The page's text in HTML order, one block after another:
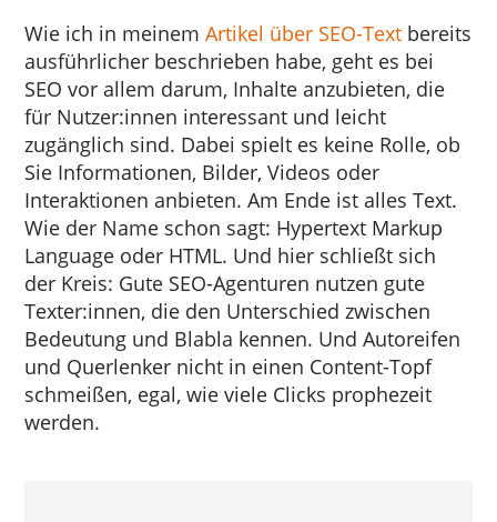
Wie ich in meinemArtikel über SEO-Text bereits
ausführlicher beschrieben habe, geht es bei
SEO vor allem darum, Inhalte anzubieten, die
für Nutzer:innen interessant und leicht
zugänglich sind. Dabei spielt es keine Rolle, ob
Sie Informationen, Bilder, Videos oder
Interaktionen anbieten. Am Ende ist alles Text.
Wie der Name schon sagt: Hypertext Markup
Language oder HTML. Und hier schließt sich
der Kreis: Gute SEO-Agenturen nutzen gute
Texter:innen, die den Unterschied zwischen
Bedeutung und Blabla kennen. Und Autoreifen
und Querlenker nicht in einen Content-Topf
schmeißen, egal, wie viele Clicks prophezeit
werden.